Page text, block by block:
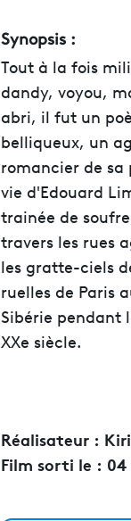
Synopsis :
Tout à la fois
dandy, voyou,
abri, il fut un
belliqueux, un
romancier de sa
vie d'Edouard
trainée de
travers les rues
les gratte-ciels
ruelles de Paris
Sibérie pendant
XXe siècle.
Réalisateur :
Film sorti le : 04